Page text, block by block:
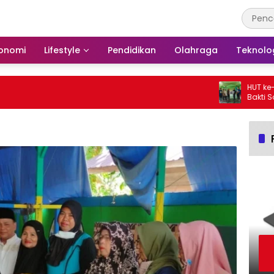
Lifestyle Pendidikan Olahraga
HUT ke-25,
Bakti Sosial
Langgar